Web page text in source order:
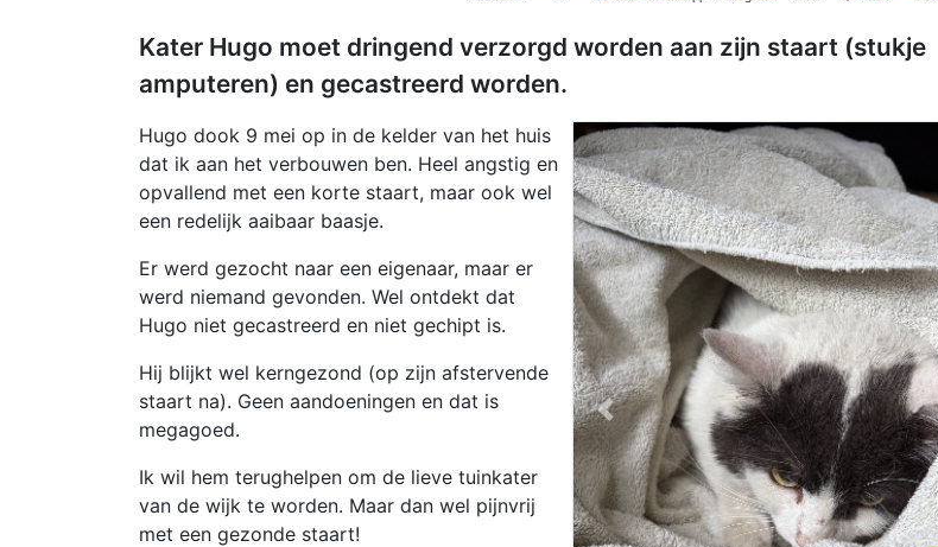
Kater Hugo moet dringend verzorgd worden aan zijn staart (stukje
amputeren) en gecastreerd worden.
Previous
Hugo dook 9 mei op in de kelder van het huis
dat ik aan het verbouwen ben. Heel angstig en
opvallend met een korte staart, maar ook wel
een redelijk aaibaar baasje.
Er werd gezocht naar een eigenaar, maar er
werd niemand gevonden. Wel ontdekt dat
Hugo niet gecastreerd en niet gechipt is.
Hij blijkt wel kerngezond (op zijn afstervende
staart na). Geen aandoeningen en dat is
megagoed.
Ik wil hem terughelpen om de lieve tuinkater
van de wijk te worden. Maar dan wel pijnvrij
met een gezonde staart!